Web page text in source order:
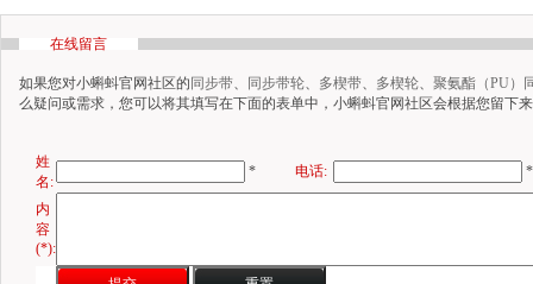
在线留言
如果您对小蝌蚪官网社区的 同步带、 同步带轮、 多楔带、 多楔轮、 聚氨酯（PU）
么疑问或需求，您可以将其填写在下面的表单中，小蝌蚪官网社区会根据您留下
姓
名:
* 电话: *
内
容
(*):